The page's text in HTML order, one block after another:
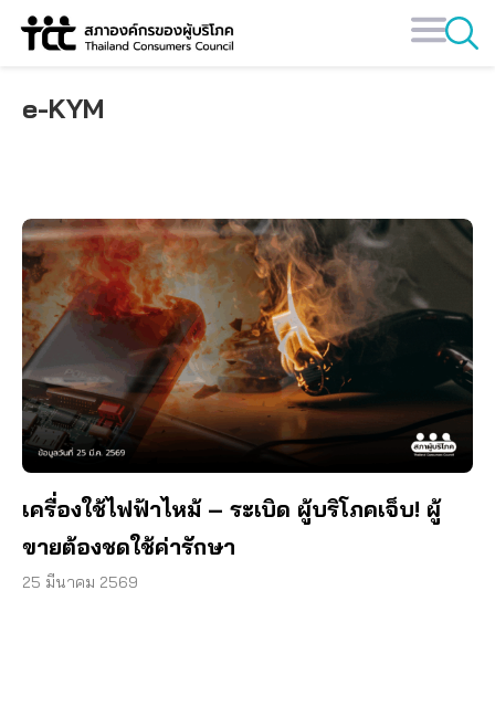
Skip
e-KYM
เครื่องใช้ไฟฟ้าไหม้ – ระเบิด ผู้บริโภคเจ็บ! ผู้
ขายต้องชดใช้ค่ารักษา
25 มีนาคม 2569